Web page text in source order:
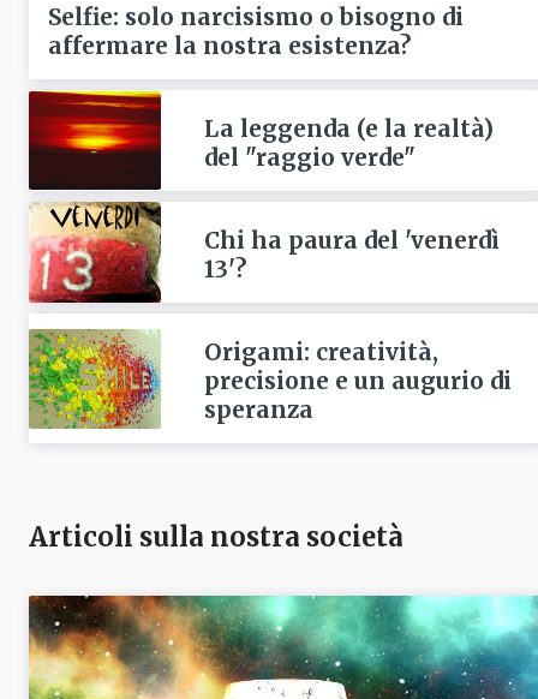
Selfie: solo narcisismo o bisogno di
affermare la nostra esistenza?
La leggenda (e la realtà)
del "raggio verde"
Chi ha paura del 'venerdì
13'?
Origami: creatività,
precisione e un augurio di
speranza
Articoli sulla nostra società